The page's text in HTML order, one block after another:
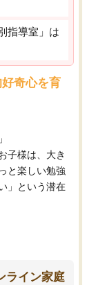
指導室」は
奇心を育
子様は、大き
と楽しい勉強
」という潜在
ライン家庭